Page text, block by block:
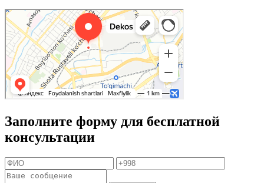
Заполните форму для бесплатной
консультации